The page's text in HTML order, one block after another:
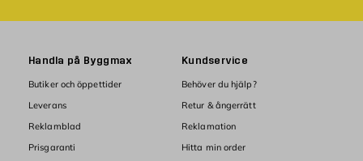
Handla på Byggmax
Butiker och öppettider
Leverans
Reklamblad
Prisgaranti
Kundservice
Behöver du hjälp?
Retur & ångerrätt
Reklamation
Hitta min order